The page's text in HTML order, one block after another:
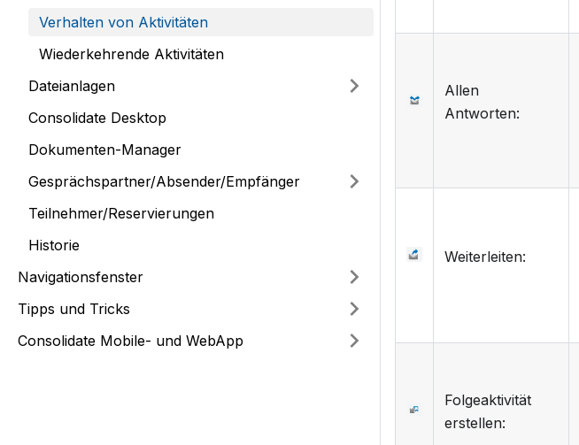
Verhalten von Aktivitäten
Wiederkehrende Aktivitäten
Dateianlagen
Consolidate Desktop
Dokumenten-Manager
Gesprächspartner/Absender/Empfänger
Teilnehmer/Reservierungen
Historie
Navigationsfenster
Tipps und Tricks
Consolidate Mobile- und WebApp
Allen
Antworten:
Weiterleiten:
Folgeaktivität
erstellen: